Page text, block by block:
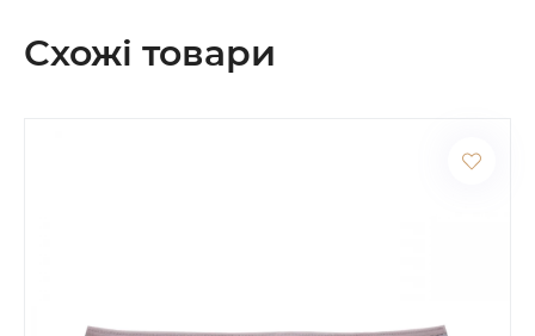
Схожі товари